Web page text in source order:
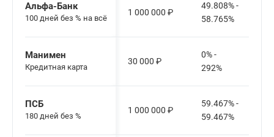
Альфа-Банк
100 дней без % на всё
1 000 000 ₽
49.808% -
58.765%
Манимен
Кредитная карта
30 000 ₽
0% -
292%
ПСБ
180 дней без %
1 000 000 ₽
59.467% -
59.467%